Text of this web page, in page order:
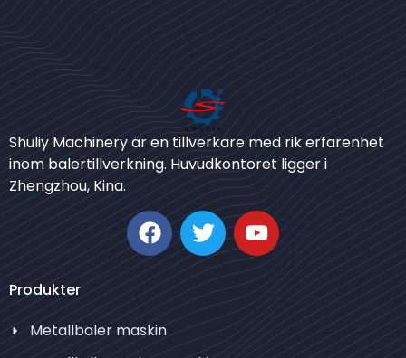
Shuliy Machinery är en tillverkare med rik erfarenhet
inom balertillverkning. Huvudkontoret ligger i
Zhengzhou, Kina.
Produkter
Metallbaler maskin
German
Korean
Urdu